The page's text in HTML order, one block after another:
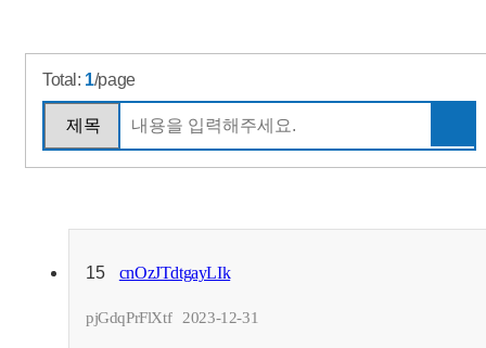
Total: 1/page
15 cnOzJTdtgayLIk
pjGdqPrFlXtf 2023-12-31